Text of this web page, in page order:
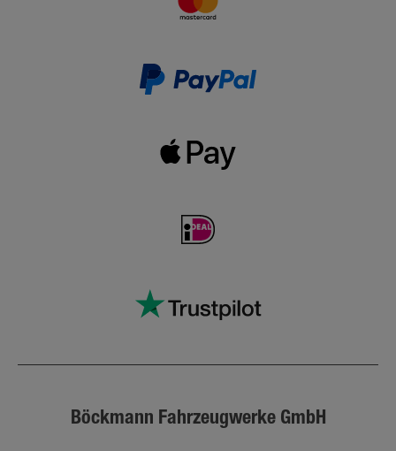
Böckmann Fahrzeugwerke GmbH